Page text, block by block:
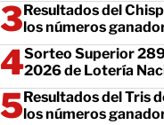
Resultados del
los números
Sorteo Superior
2026 de Lotería
Resultados del Tris
los números